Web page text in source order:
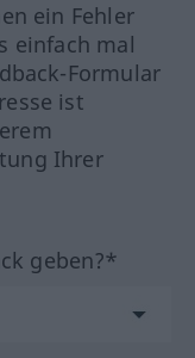
ein Fehler
einfach mal
Formular
ist
Ihrer
geben?*